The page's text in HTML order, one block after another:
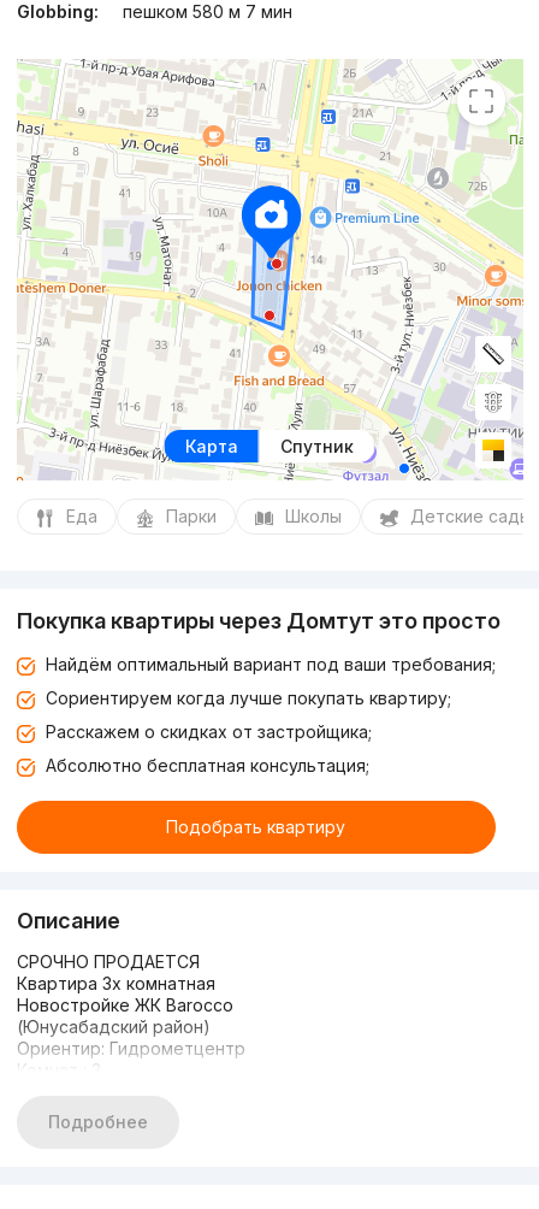
Globbing:
пешком 580 м 7 мин
Карта Спутник
Еда Парки Школы Детские сады
Покупка квартиры через Домтут это просто
Найдём оптимальный вариант под ваши требования;
Сориентируем когда лучше покупать квартиру;
Расскажем о скидках от застройщика;
Абсолютно бесплатная консультация;
Подобрать квартиру
Описание
СРОЧНО ПРОДАЕТСЯ
Квартира 3х комнатная
Новостройке ЖК Barocco
(Юнусабадский район)
Ориентир: Гидрометцентр
Комнат : 3
Этажность : 7
Общая площадь : 61.20 м2
Подробнее